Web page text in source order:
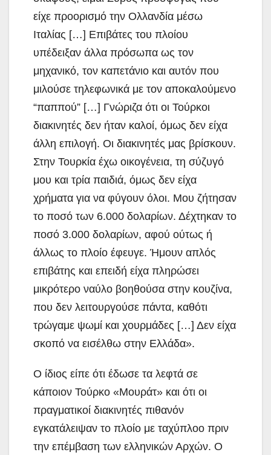
είχε προορισμό την Ολλανδία μέσω
Ιταλίας […] Επιβάτες του πλοίου
υπέδειξαν άλλα πρόσωπα ως τον
μηχανικό, τον καπετάνιο και αυτόν που
μιλούσε τηλεφωνικά με τον αποκαλούμενο
“παππού” […] Γνώριζα ότι οι Τούρκοι
διακινητές δεν ήταν καλοί, όμως δεν είχα
άλλη επιλογή. Οι διακινητές μας βρίσκουν.
Στην Τουρκία έχω οικογένεια, τη σύζυγό
μου και τρία παιδιά, όμως δεν είχα
χρήματα για να φύγουν όλοι. Μου ζήτησαν
το ποσό των 6.000 δολαρίων. Δέχτηκαν το
ποσό 3.000 δολαρίων, αφού ούτως ή
άλλως το πλοίο έφευγε. Ήμουν απλός
επιβάτης και επειδή είχα πληρώσει
μικρότερο ναύλο βοηθούσα στην κουζίνα,
που δεν λειτουργούσε πάντα, καθότι
τρώγαμε ψωμί και χουρμάδες […] Δεν είχα
σκοπό να εισέλθω στην Ελλάδα».
Ο ίδιος είπε ότι έδωσε τα λεφτά σε
κάποιον Τούρκο «Μουράτ» και ότι οι
πραγματικοί διακινητές πιθανόν
εγκατάλειψαν το πλοίο με ταχύπλοο πριν
την επέμβαση των ελληνικών Αρχών. Ο